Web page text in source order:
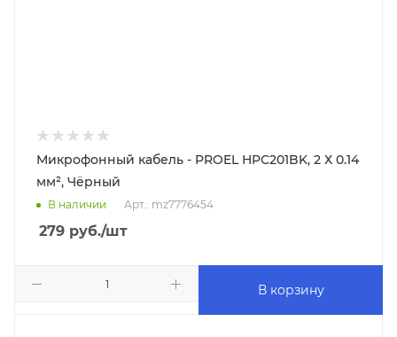
Микрофонный кабель - PROEL HPC201BK, 2 Х 0.14
мм², Чёрный
В наличии Арт.: mz7776454
279 руб./шт
В корзину